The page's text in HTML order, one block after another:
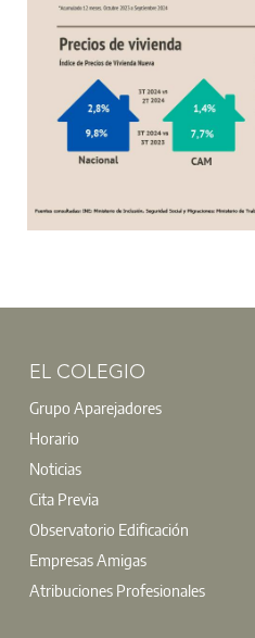
EL COLEGIO
Grupo Aparejadores
Horario
Noticias
Cita Previa
Observatorio Edificación
Empresas Amigas
Atribuciones Profesionales